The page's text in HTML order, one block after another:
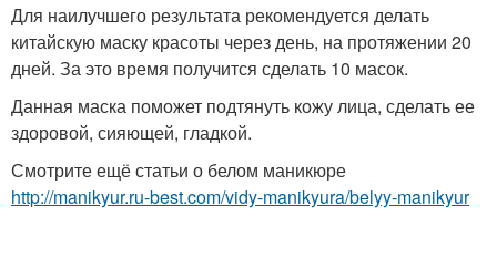
Для наилучшего результата рекомендуется делать
китайскую маску красоты через день, на протяжении 20
дней. За это время получится сделать 10 масок.
Данная маска поможет подтянуть кожу лица, сделать ее
здоровой, сияющей, гладкой.
Смотрите ещё статьи о белом маникюре
http://manikyur.ru-best.com/vidy-manikyura/belyy-manikyur